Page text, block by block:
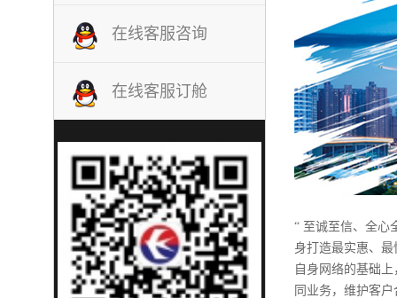
在线客服咨询
在线客服订舱
“ 至诚至信、全心
身打造最实惠、
自身网络的基础
同业务，维护客